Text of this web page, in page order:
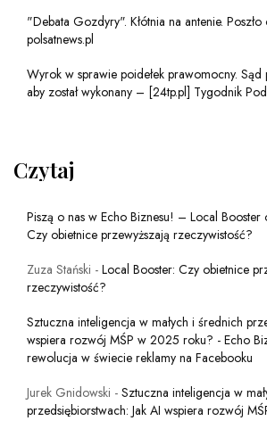
"Debata Gozdyry". Kłótnia na antenie.
polsatnews.pl
Wyrok w sprawie poidełek prawomocny. Sąd
aby został wykonany – [24tp.pl] Tygodnik
Czytaj
Piszą o nas w Echo Biznesu! – Local Booster
Czy obietnice przewyższają rzeczywistość?
Zuza Stański - Local Booster: Czy obietnice
rzeczywistość?
Sztuczna inteligencja w małych i średnich
wspiera rozwój MŚP w 2025 roku? - Echo
rewolucja w świecie reklamy na Facebooku
Jurek Gnidowski - Sztuczna inteligencja w
przedsiębiorstwach: Jak AI wspiera rozwój